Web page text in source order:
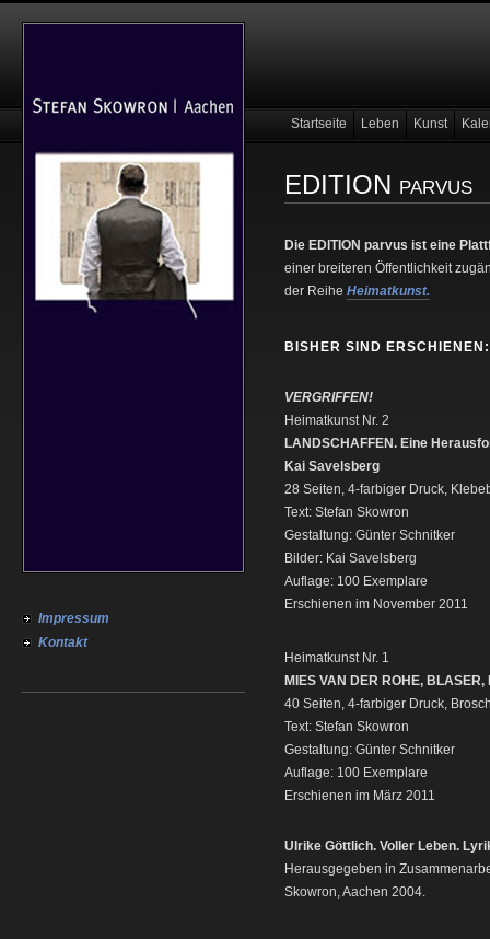
Impressum
Kontakt
Startseite Leben Kunst
EDITION parvus
Die EDITION parvus ist eine
einer breiteren Öffentlichkeit
der Reihe Heimatkunst.
BISHER SIND ERSCHIENEN:
VERGRIFFEN!
Heimatkunst Nr. 2
LANDSCHAFFEN. Eine
Kai Savelsberg
28 Seiten, 4-farbiger Druck,
Text: Stefan Skowron
Gestaltung: Günter Schnitker
Bilder: Kai Savelsberg
Auflage: 100 Exemplare
Erschienen im November 2011
Heimatkunst Nr. 1
MIES VAN DER ROHE,
40 Seiten, 4-farbiger Druck,
Text: Stefan Skowron
Gestaltung: Günter Schnitker
Auflage: 100 Exemplare
Erschienen im März 2011
Ulrike Göttlich. Voller Leben.
Herausgegeben in
Skowron, Aachen 2004.